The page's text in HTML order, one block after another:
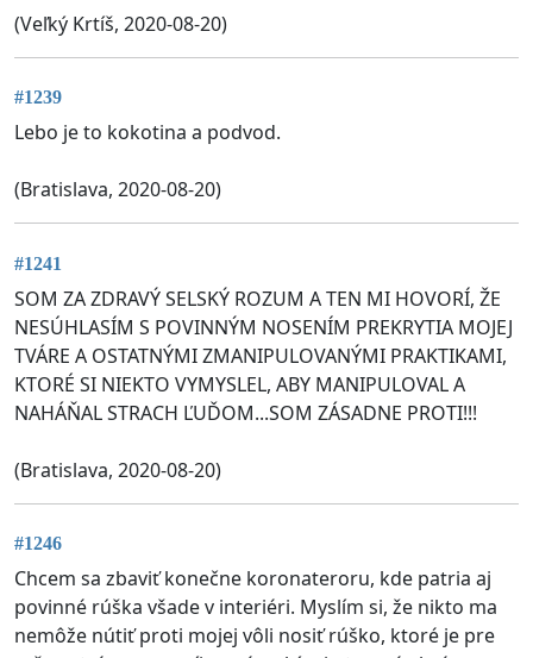
(Veľký Krtíš, 2020-08-20)
#1239
Lebo je to kokotina a podvod.
(Bratislava, 2020-08-20)
#1241
SOM ZA ZDRAVÝ SELSKÝ ROZUM A TEN MI HOVORÍ, ŽE
NESÚHLASÍM S POVINNÝM NOSENÍM PREKRYTIA MOJEJ
TVÁRE A OSTATNÝMI ZMANIPULOVANÝMI PRAKTIKAMI,
KTORÉ SI NIEKTO VYMYSLEL, ABY MANIPULOVAL A
NAHÁŇAL STRACH ĽUĎOM...SOM ZÁSADNE PROTI!!!
(Bratislava, 2020-08-20)
#1246
Chcem sa zbaviť konečne koronateroru, kde patria aj
povinné rúška všade v interiéri. Myslím si, že nikto ma
nemôže nútiť proti mojej vôli nosiť rúško, ktoré je pre